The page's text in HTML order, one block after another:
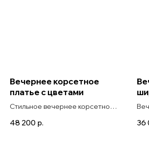
Вечернее корсетное
платье с цветами
Стильное вечернее корсетное
Sora
48 200 р. 36